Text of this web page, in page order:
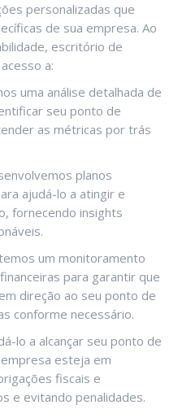
personalizadas que
de sua empresa. Ao
escritório de
a:
uma análise detalhada de
seu ponto de
as métricas por trás
planos
ajudá-lo a atingir e
fornecendo insights
um monitoramento
para garantir que
direção ao seu ponto de
conforme necessário.
lo a alcançar seu ponto de
esteja em
fiscais e
e evitando penalidades.